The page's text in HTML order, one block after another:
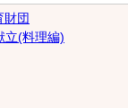
財団
立(料理編)